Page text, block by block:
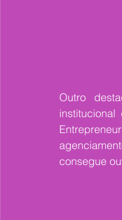
Outro
consegue